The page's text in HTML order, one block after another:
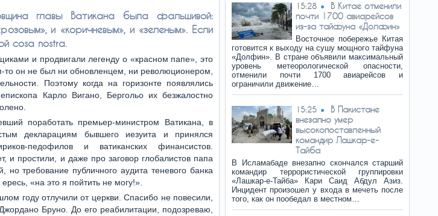
главы Ватикана была фальшивой:
и «коричневым», и «зеленым». Если
cosa nostra.
и продвигали легенду о «красном папе», это
он не был ни обновленцем, ни революционером,
Поэтому когда на горизонте появлялись
Карло Вигано, Бергольо их безжалостно
поработать премьер-министром Ватикана, в
декларациям бывшего иезуита и принялся
педофилов и ватиканских финансистов.
и простили, и даже про заговор глобалистов папа
но требование публичного аудита теневого банка
«на это я пойтить не могу!».
году отлучили от церкви. Спасибо не повесили,
Бруно. До его реабилитации, подозреваю,
15:28
В Китае отменили
почти 1700 авиарейсов
из-за тайфуна «Долфин»
Восточное побережье Китая
готовится к выходу на сушу мощного тайфуна
«Долфин». В стране объявили максимальный
уровень метеорологической опасности,
отменили почти 1700 авиарейсов и
ограничили движение…
15:25
В Пакистане
внезапно умер
высокопоставленный
командир Лашкар-е-
Тайба
В Исламабаде внезапно скончался старший
командир террористической группировки
«Лашкар-е-Тайба» Кари Саид Абдул Азиз.
Инцидент произошел у входа в мечеть после
того, как он пообедал в местном…